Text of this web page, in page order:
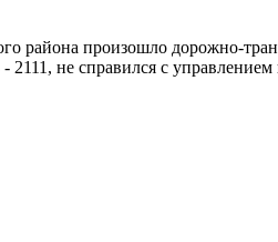
района произошло дорожно-
не справился с